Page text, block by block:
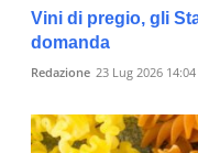
Vini di pregio, gli
domanda
Redazione 23 Lug 2026 14:04